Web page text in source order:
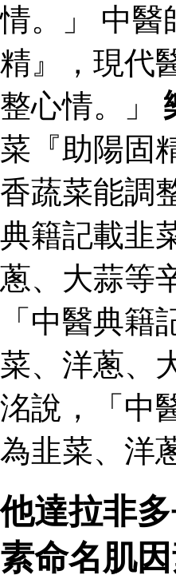
情。」 中醫
精』，現代
整心情。」
菜『助陽固
香蔬菜能調
典籍記載韭
蔥、大蒜等
「中醫典
菜、洋蔥、
洺說，「中
為韭菜、洋
他達拉非
素命名肌